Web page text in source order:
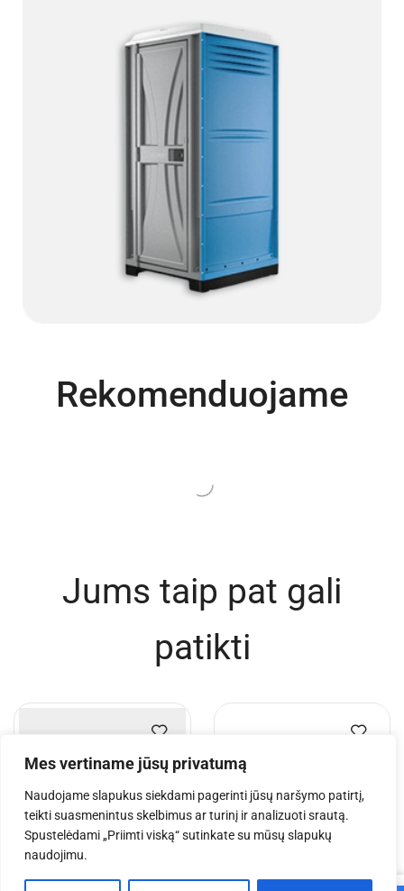
Mes vertiname jūsų privatumą
Naudojame slapukus siekdami pagerinti jūsų naršymo patirtį,
teikti suasmenintus skelbimus ar turinį ir analizuoti srautą.
Spustelėdami „Priimti viską“ sutinkate su mūsų slapukų
naudojimu.
Rekomenduojame
Jums taip pat gali
patikti